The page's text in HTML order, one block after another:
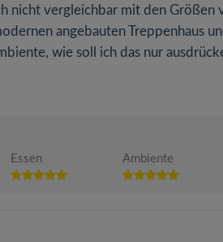
nicht vergleichbar mit den Größen
angebauten Treppenhaus
wie soll ich das nur
Essen Ambiente